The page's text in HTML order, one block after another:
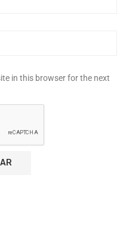
in this browser for the next